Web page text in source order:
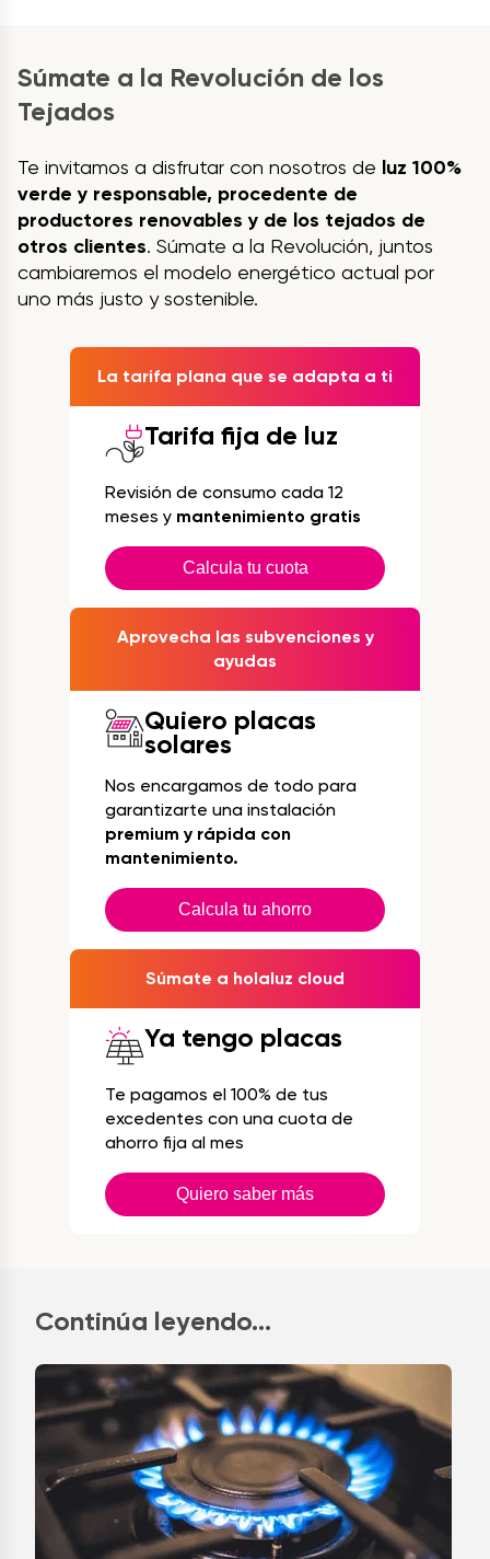
Súmate a la Revolución de los
Tejados
Te invitamos a disfrutar con nosotros de luz 100%
verde y responsable, procedente de
productores renovables y de los tejados de
otros clientes. Súmate a la Revolución, juntos
cambiaremos el modelo energético actual por
uno más justo y sostenible.
La tarifa plana que se adapta a ti
Tarifa fija de luz
Revisión de consumo cada 12
meses y mantenimiento gratis
Calcula tu cuota
Aprovecha las subvenciones y
ayudas
Quiero placas
solares
Nos encargamos de todo para
garantizarte una instalación
premium y rápida con
mantenimiento.
Calcula tu ahorro
Súmate a holaluz cloud
Ya tengo placas
Te pagamos el 100% de tus
excedentes con una cuota de
ahorro fija al mes
Quiero saber más
Continúa leyendo...